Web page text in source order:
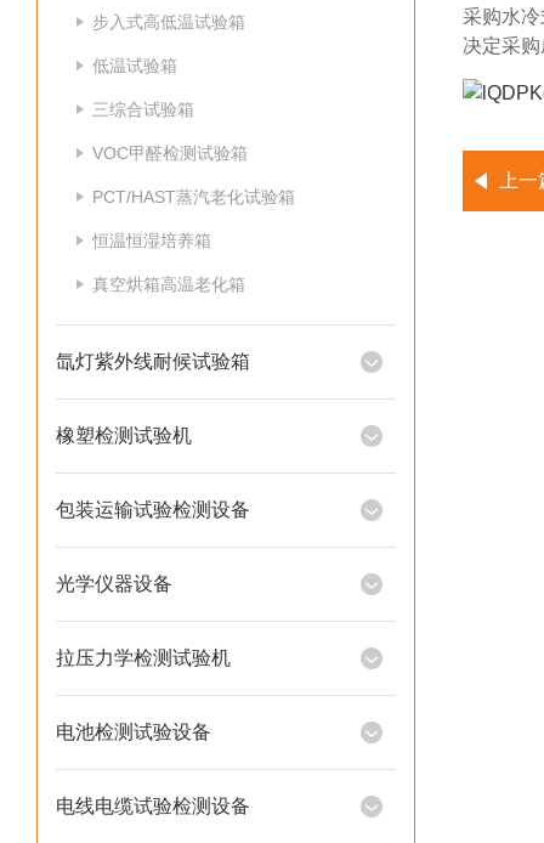
步入式高低温试验箱
低温试验箱
三综合试验箱
VOC甲醛检测试验箱
PCT/HAST蒸汽老化试验箱
恒温恒湿培养箱
真空烘箱高温老化箱
氙灯紫外线耐候试验箱
橡塑检测试验机
包装运输试验检测设备
光学仪器设备
拉压力学检测试验机
电池检测试验设备
电线电缆试验检测设备
采购水
决定采
上